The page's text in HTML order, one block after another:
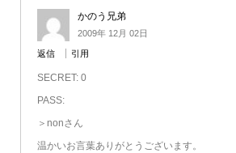
かのう兄弟
2009年 12月 02日
返信 引用
SECRET: 0
PASS:
＞nonさん
温かいお言葉ありがとうございます。